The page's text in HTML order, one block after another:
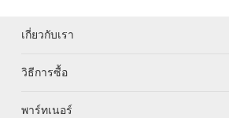
เกี่ยวกับเรา
วิธีการซื้อ
พาร์ทเนอร์